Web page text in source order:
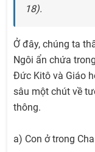
18).
Ở đây, chúng ta
Ngôi ẩn chứa
Đức Kitô và Giáo
sâu một chút về
thông.
a) Con ở trong